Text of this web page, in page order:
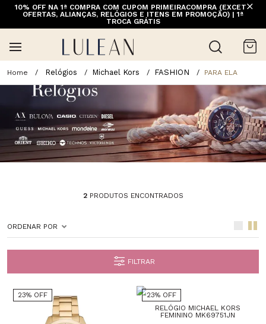
10% OFF NA 1ª COMPRA COM CUPOM PRIMEIRACOMPRA (EXCETO
OFERTAS, ALIANÇAS, RELÓGIOS E ITENS EM PROMOÇÃO) | 1ª
TROCA GRÁTIS
Relógios Michael Kors FASHION PARA ELA
2PRODUTOS ENCONTRADOS
ORDENAR POR
FILTRAR
23% OFF
23% OFF
RELÓGIO MICHAEL KORS
FEMININO MK69751JN